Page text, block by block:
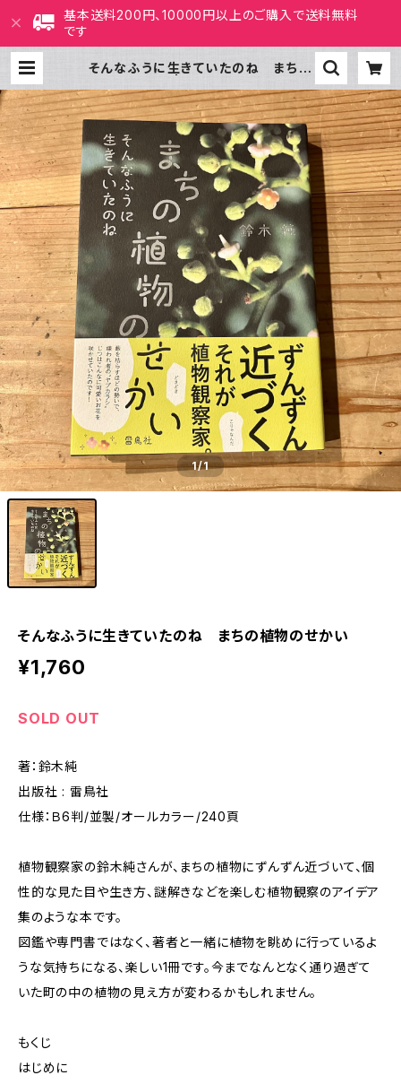
基本送料200円、10000円以上のご購入で送料無料
です
そんなふうに生きていたのね まちの
本・新刊本・古本
1/1
そんなふうに生きていたのね まちの植物のせかい
¥1,760
SOLD OUT
著：鈴木純
出版社 : 雷鳥社
仕様：Ｂ6判/並製/オールカラー/240頁
植物観察家の鈴木純さんが、まちの植物にずんずん近づいて、個
性的な見た目や生き方、謎解きなどを楽しむ植物観察のアイデア
集のような本です。
図鑑や専門書ではなく、著者と一緒に植物を眺めに行っているよ
うな気持ちになる、楽しい1冊です。今までなんとなく通り過ぎて
いた町の中の植物の見え方が変わるかもしれません。
もくじ
はじめに